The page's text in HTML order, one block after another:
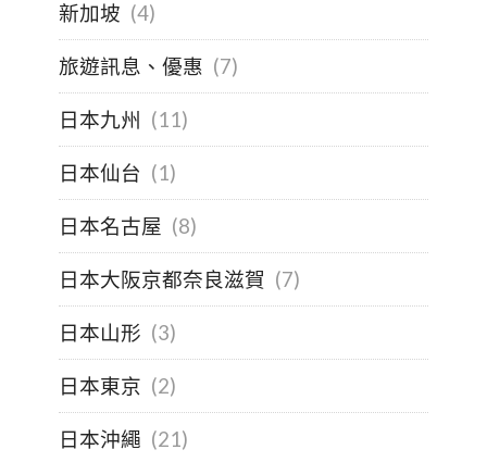
新加坡 (4)
旅遊訊息、優惠 (7)
日本九州 (11)
日本仙台 (1)
日本名古屋 (8)
日本大阪京都奈良滋賀 (7)
日本山形 (3)
日本東京 (2)
日本沖繩 (21)